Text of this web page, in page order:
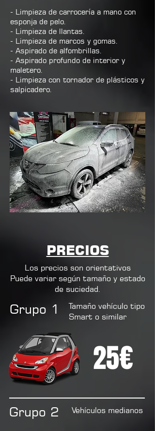
- Limpieza de carrocería a mano con
esponja de pelo.
- Limpieza de llantas.
- Limpieza de marcos y gomas.
- Aspirado de alfombrillas.
- Aspirado profundo de interior y
maletero.
- Limpieza con tornador de plásticos y
salpicadero.
PRECIOS
Los precios son orientativos
Puede variar según tamaño y estado
de suciedad.
Grupo 1
Tamaño vehículo tipo
Smart o similar
25€
Grupo 2 Vehículos medianos